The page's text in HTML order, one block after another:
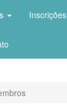
Inscrições